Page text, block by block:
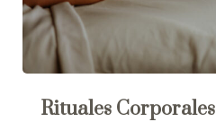
Rituales Corporales